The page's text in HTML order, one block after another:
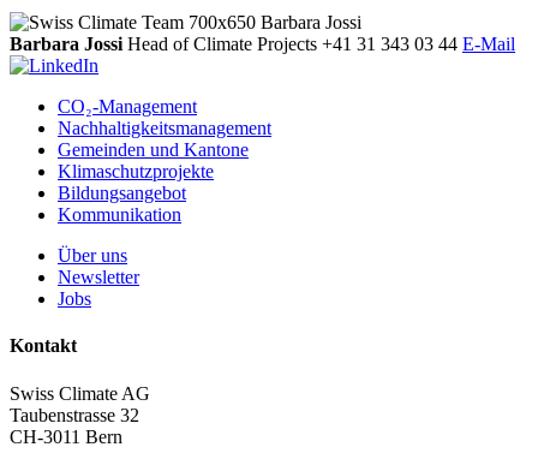
Barbara Jossi Head of Climate Projects +41 31 343 03 44 E-Mail
CO₂-Management
Nachhaltigkeitsmanagement
Gemeinden und Kantone
Klimaschutzprojekte
Bildungsangebot
Kommunikation
Über uns
Newsletter
Jobs
Kontakt
Swiss Climate AG
Taubenstrasse 32
CH-3011 Bern